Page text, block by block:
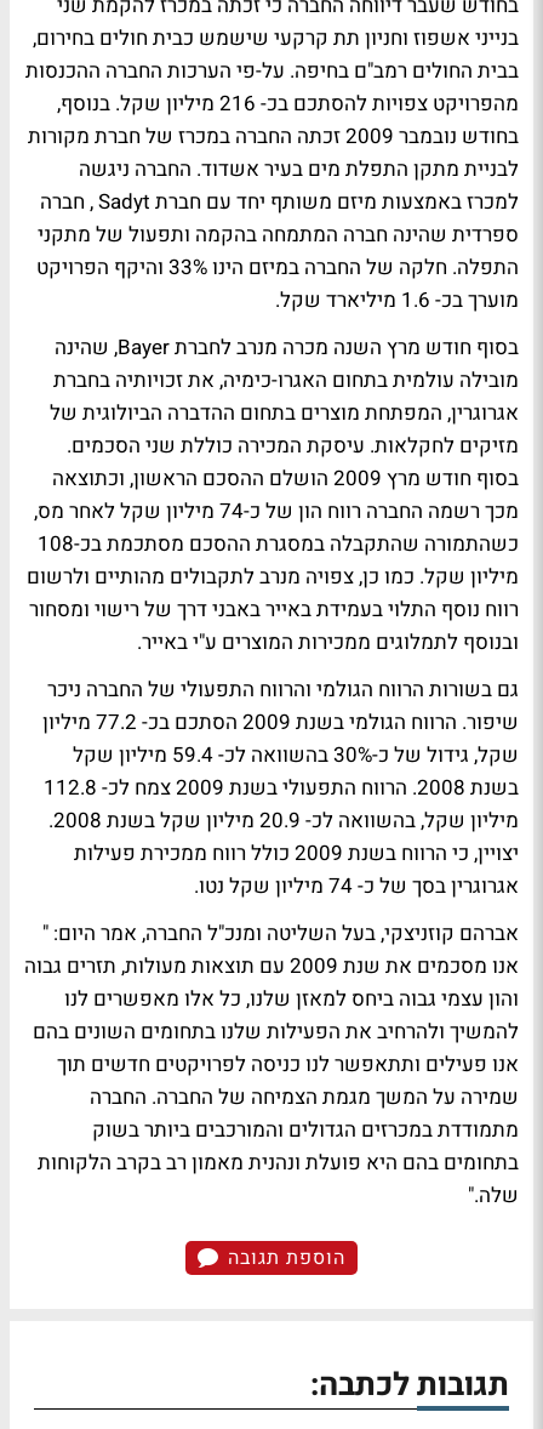
בנייני אשפוז וחניון תת קרקעי שישמש כבית חולים בחירום,
בבית החולים רמב"ם בחיפה. על-פי הערכות החברה ההכנסות
מהפרויקט צפויות להסתכם בכ- 216 מיליון שקל. בנוסף,
בחודש נובמבר 2009 זכתה החברה במכרז של חברת מקורות
לבניית מתקן התפלת מים בעיר אשדוד. החברה ניגשה
למכרז באמצעות מיזם משותף יחד עם חברת Sadyt , חברה
ספרדית שהינה חברה המתמחה בהקמה ותפעול של מתקני
התפלה. חלקה של החברה במיזם הינו 33% והיקף הפרויקט
מוערך בכ- 1.6 מיליארד שקל.
בסוף חודש מרץ השנה מכרה מנרב לחברת Bayer, שהינה
מובילה עולמית בתחום האגרו-כימיה, את זכויותיה בחברת
אגרוגרין, המפתחת מוצרים בתחום ההדברה הביולוגית של
מזיקים לחקלאות. עיסקת המכירה כוללת שני הסכמים.
בסוף חודש מרץ 2009 הושלם ההסכם הראשון, וכתוצאה
מכך רשמה החברה רווח הון של כ-74 מיליון שקל לאחר מס,
כשהתמורה שהתקבלה במסגרת ההסכם מסתכמת בכ-108
מיליון שקל. כמו כן, צפויה מנרב לתקבולים מהותיים ולרשום
רווח נוסף התלוי בעמידת באייר באבני דרך של רישוי ומסחור
ובנוסף לתמלוגים ממכירות המוצרים ע"י באייר.
גם בשורות הרווח הגולמי והרווח התפעולי של החברה ניכר
שיפור. הרווח הגולמי בשנת 2009 הסתכם בכ- 77.2 מיליון
שקל, גידול של כ-30% בהשוואה לכ- 59.4 מיליון שקל
בשנת 2008. הרווח התפעולי בשנת 2009 צמח לכ- 112.8
מיליון שקל, בהשוואה לכ- 20.9 מיליון שקל בשנת 2008.
יצויין, כי הרווח בשנת 2009 כולל רווח ממכירת פעילות
אגרוגרין בסך של כ- 74 מיליון שקל נטו.
אברהם קוזניצקי, בעל השליטה ומנכ"ל החברה, אמר היום: "
אנו מסכמים את שנת 2009 עם תוצאות מעולות, תזרים גבוה
והון עצמי גבוה ביחס למאזן שלנו, כל אלו מאפשרים לנו
להמשיך ולהרחיב את הפעילות שלנו בתחומים השונים בהם
אנו פעילים ותתאפשר לנו כניסה לפרויקטים חדשים תוך
שמירה על המשך מגמת הצמיחה של החברה. החברה
מתמודדת במכרזים הגדולים והמורכבים ביותר בשוק
בתחומים בהם היא פועלת ונהנית מאמון רב בקרב הלקוחות
שלה."
הוספת תגובה
תגובות לכתבה: